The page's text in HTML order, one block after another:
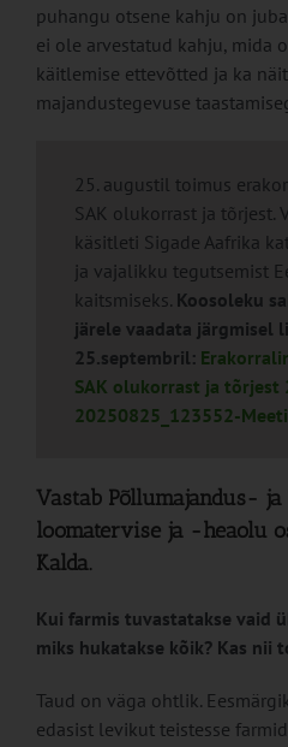
puhangu otsene kahju on
ei ole arvestatud kahju, mida
käitlemise ettevõtted ja ka
majandustegevuse
25. augustil toimus
SAK olukorrast ja tõrjest.
käsitleti Sigade Aafrika
ja vajalikku tegutsemist
kaitsmiseks. Koosoleku
järele vaadata järgmisel
25.septembril:
SAK olukorrast ja tõrjest
20250825_123552-
Vastab Põllumajandus- ja
loomatervise ja -heaolu
Kalda.
Kui farmis tuvastatakse vaid
miks hukatakse kõik? Kas nii
Taud on väga ohtlik.
edasist levikut teistesse